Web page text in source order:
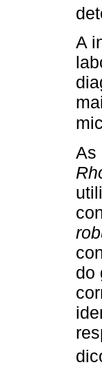
A
As
do